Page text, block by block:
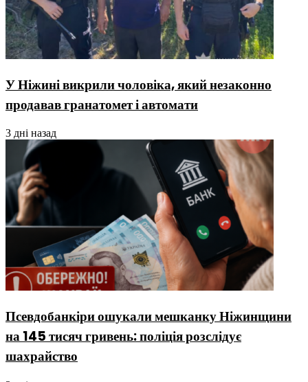
У Ніжині викрили чоловіка, який незаконно
продавав гранатомет і автомати
3 дні назад
Псевдобанкіри ошукали мешканку Ніжинщини
на 145 тисяч гривень: поліція розслідує
шахрайство